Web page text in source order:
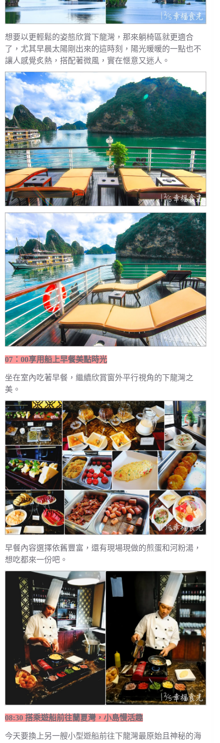
想要以更輕鬆的姿態欣賞下龍灣，那來躺椅區就更適合
了，尤其早晨太陽剛出來的這時刻，陽光暖暖的一點也不
讓人感覺炙熱，搭配著微風，實在愜意又迷人。
07：00享用船上早餐美點時光
坐在室內吃著早餐，繼續欣賞窗外平行視角的下龍灣之
美。
早餐內容選擇依舊豐富，還有現場現做的煎蛋和河粉湯，
想吃都來一份吧。
08:30 搭乘遊船前往蘭夏灣，小島慢活趣
今天要換上另一艘小型遊船前往下龍灣最原始且神秘的海